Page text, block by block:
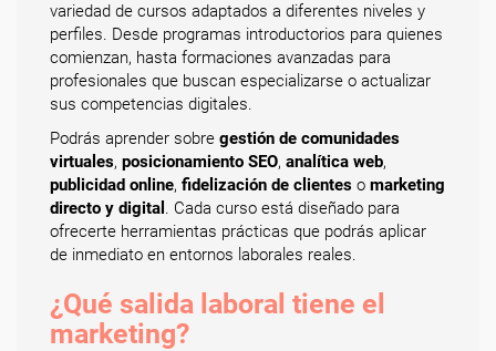
variedad de cursos adaptados a diferentes niveles y
perfiles. Desde programas introductorios para quienes
comienzan, hasta formaciones avanzadas para
profesionales que buscan especializarse o actualizar
sus competencias digitales.
Podrás aprender sobre gestión de comunidades
virtuales, posicionamiento SEO, analítica web,
publicidad online, fidelización de clientes o marketing
directo y digital . Cada curso está diseñado para
ofrecerte herramientas prácticas que podrás aplicar
de inmediato en entornos laborales reales.
¿Qué salida laboral tiene el
marketing?